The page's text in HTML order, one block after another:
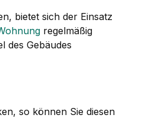
bietet sich der Einsatz
regelmäßig
des Gebäudes
so können Sie diesen